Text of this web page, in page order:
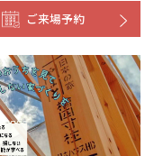
ご来場予約